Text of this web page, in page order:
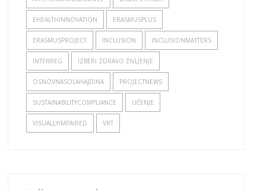
EHEALTHINNOVATION ERASMUSPLUS
ERASMUSPROJECT INCLUSION INCLUSIONMATTERS
INTERREG IZBERI ZDRAVO ŽIVLJENJE
OSNOVNASOLAHAJDINA PROJECTNEWS
SUSTAINABILITYCOMPLIANCE UČENJE
VISUALLYIMPAIRED VRT